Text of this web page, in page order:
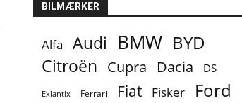
BILMÆRKER
Alfa Audi BMW BYD
Citroën Cupra Dacia DS
Exlantix Ferrari Fiat Fisker Ford